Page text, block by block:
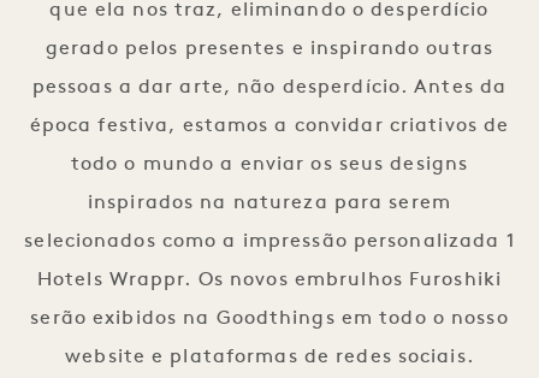
que ela nos traz, eliminando o desperdício
gerado pelos presentes e inspirando outras
pessoas a dar arte, não desperdício. Antes da
época festiva, estamos a convidar criativos de
todo o mundo a enviar os seus designs
inspirados na natureza para serem
selecionados como a impressão personalizada 1
Hotels Wrappr. Os novos embrulhos Furoshiki
serão exibidos na Goodthings em todo o nosso
website e plataformas de redes sociais.